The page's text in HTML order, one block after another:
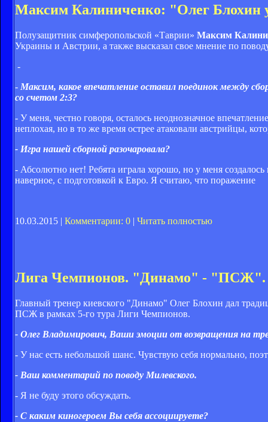
Максим Калиниченко: "Олег Блохин
Полузащитник симферопольской «Таврии» Максим
Украины и Австрии, а также высказал свое мнение по
-
- Максим, какое впечатление оставил поединок между
со счетом 2:3?
- У меня, честно говоря, осталось неоднозначное
неплохая, но в то же время острее атаковали австрийцы,
- Игра нашей сборной разочаровала?
- Абсолютно нет! Ребята играла хорошо, но у меня
наверное, с подготовкой к Евро. Я считаю, что поражение
10.03.2015 | Комментарии: 0 | Читать полностью
Лига Чемпионов. "Динамо" - "ПСЖ".
Главный тренер киевского "Динамо" Олег Блохин дал
ПСЖ в рамках 5-го тура Лиги Чемпионов.
- Олег Владимирович, Ваши эмоции от возвращения на
- У нас есть небольшой шанс. Чувствую себя нормально,
- Ваш комментарий по поводу Милевского.
- Я не буду этого обсуждать.
- С каким киногероем Вы себя ассоциируете?